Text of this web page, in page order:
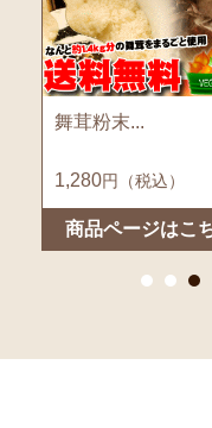
舞茸粉末...
1,280円（税込）
商品ページはこ